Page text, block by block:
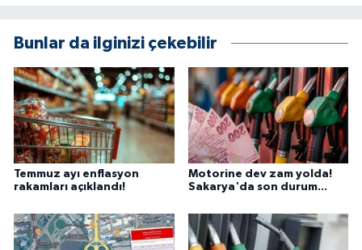
Bunlar da ilginizi çekebilir
Temmuz ayı enflasyon
rakamları açıklandı!
Motorine dev zam yolda!
Sakarya'da son durum...